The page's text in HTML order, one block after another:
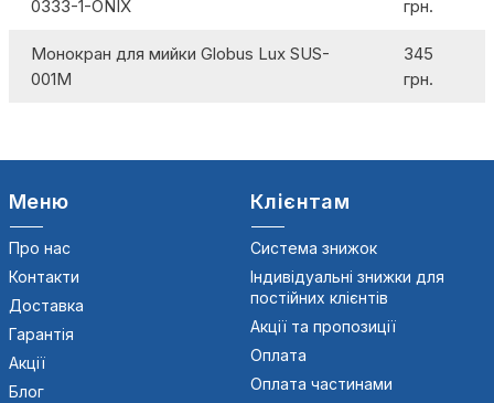
0333-1-ONIX
грн.
Монокран для мийки Globus Lux SUS-
001М
345
грн.
Меню
Про нас
Контакти
Доставка
Гарантія
Акції
Блог
Клієнтам
Система знижок
Індивідуальні знижки для
постійних клієнтів
Акції та пропозиції
Оплата
Оплата частинами